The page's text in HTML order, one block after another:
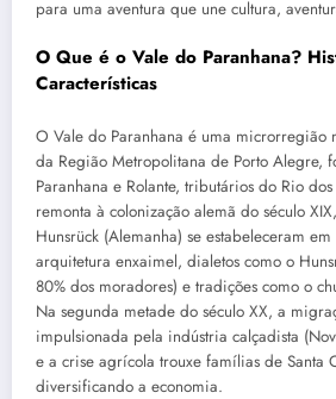
para uma aventura que une cultura,
O Que é o Vale do Paranhana?
Características
O Vale do Paranhana é uma microrregião
da Região Metropolitana de Porto Alegre,
Paranhana e Rolante, tributários do Rio
remonta à colonização alemã do século
Hunsrück (Alemanha) se estabeleceram
arquitetura enxaimel, dialetos como o
80% dos moradores) e tradições como o
Na segunda metade do século XX, a
impulsionada pela indústria calçadista
e a crise agrícola trouxe famílias de Santa
diversificando a economia.